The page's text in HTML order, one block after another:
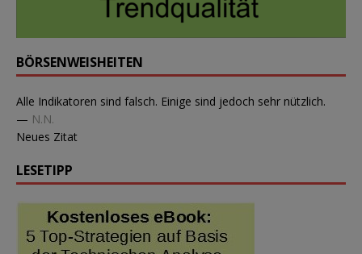
BÖRSENWEISHEITEN
Alle Indikatoren sind falsch. Einige sind jedoch sehr nützlich.
— N.N.
Neues Zitat
LESETIPP